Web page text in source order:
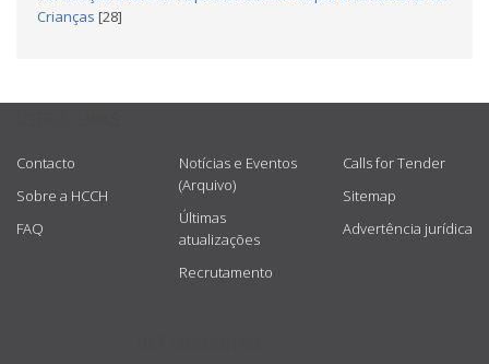
Crianças [28]
Contacto
Sobre a HCCH
FAQ
Notícias e Eventos
(Arquivo)
Últimas
atualizações
Recrutamento
Calls for Tender
Sitemap
Advertência jurídica